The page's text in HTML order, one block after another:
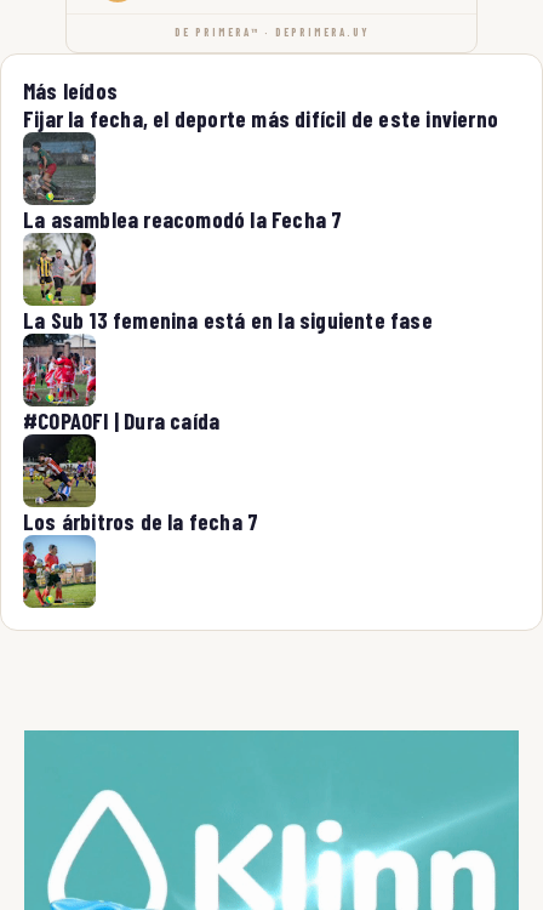
DE PRIMERA™ · DEPRIMERA.UY
Más leídos
Fijar la fecha, el deporte más difícil de este invierno
La asamblea reacomodó la Fecha 7
La Sub 13 femenina está en la siguiente fase
#COPAOFI | Dura caída
Los árbitros de la fecha 7